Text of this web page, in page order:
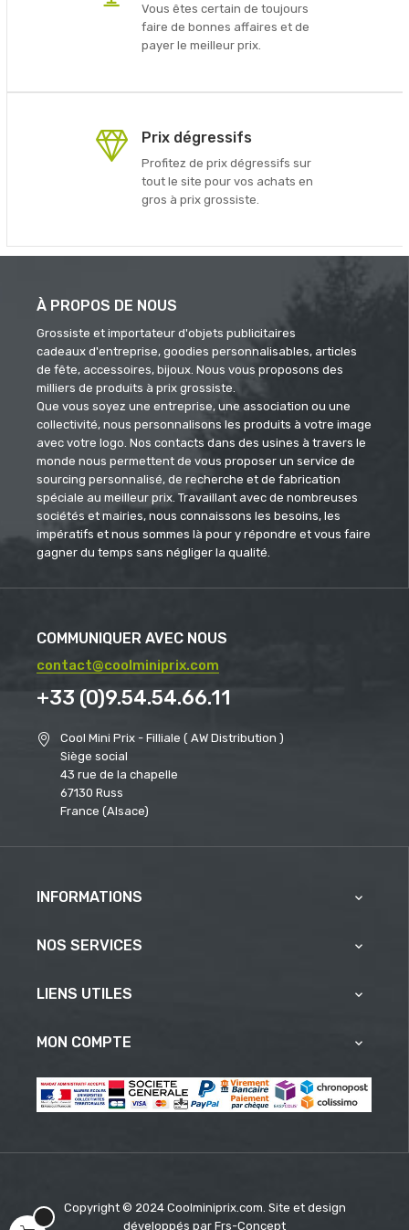
Vous êtes certain de toujours
faire de bonnes affaires et de
payer le meilleur prix.
Prix dégressifs
Profitez de prix dégressifs sur
tout le site pour vos achats en
gros à prix grossiste.
À PROPOS DE NOUS
Grossiste et importateur d'objets publicitaires
cadeaux d'entreprise, goodies personnalisables, articles
de fête, accessoires, bijoux. Nous vous proposons des
milliers de produits à prix grossiste.
Que vous soyez une entreprise, une association ou une
collectivité, nous personnalisons les produits à votre image
avec votre logo. Nos contacts dans des usines à travers le
monde nous permettent de vous proposer un service de
sourcing personnalisé, de recherche et de fabrication
spéciale au meilleur prix. Travaillant avec de nombreuses
sociétés et mairies, nous connaissons les besoins, les
impératifs et nous sommes là pour y répondre et vous faire
gagner du temps sans négliger la qualité.
COMMUNIQUER AVEC NOUS
contact@coolminiprix.com
+33 (0)9.54.54.66.11
Cool Mini Prix - Filliale ( AW Distribution )
Siège social
43 rue de la chapelle
67130 Russ
France (Alsace)
INFORMATIONS 
NOS SERVICES 
LIENS UTILES 
MON COMPTE 
Copyright © 2024 Coolminiprix.com. Site et design
développés par Frs-Concept